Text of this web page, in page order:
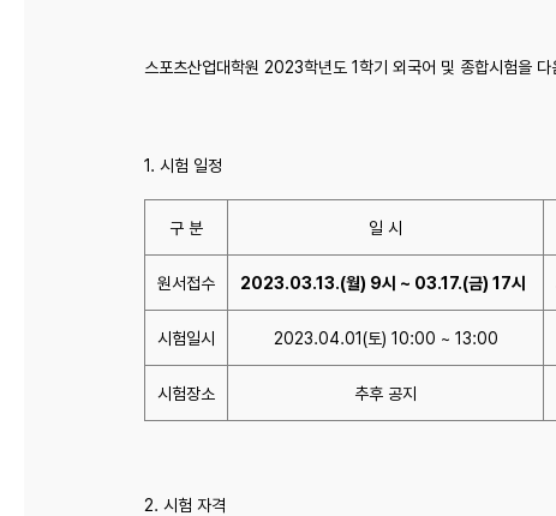
스포츠산업대학원 2023학년도 1학기 외국어 및 종합시험을
1. 시험 일정
구 분 일 시
원서접수 2023.03.13.(월) 9시 ~ 03.17.(금) 17시
시험일시 2023.04.01(토) 10:00 ~ 13:00
시험장소 추후 공지
2. 시험 자격